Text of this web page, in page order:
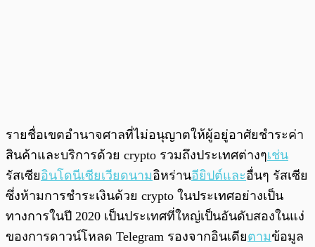
รายชื่อเขตอำนาจศาลที่ไม่อนุญาตให้ผู้อยู่อาศัยชำระค่า
สินค้าและบริการด้วย crypto รวมถึงประเทศต่างๆเช่น
รัสเซียอินโดนีเซียเวียดนามอิหร่านอียิปต์และอื่นๆ รัสเซีย
ซึ่งห้ามการชำระเงินด้วย crypto ในประเทศอย่างเป็น
ทางการในปี 2020 เป็นประเทศที่ใหญ่เป็นอันดับสองในแง่
ของการดาวน์โหลด Telegram รองจากอินเดียตามข้อมูล